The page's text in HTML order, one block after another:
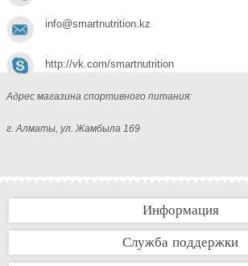
info@smartnutrition.kz
http://vk.com/smartnutrition
Адрес магазина спортивного питания:
г. Алматы, ул. Жамбыла 169
Информация
Служба поддержки